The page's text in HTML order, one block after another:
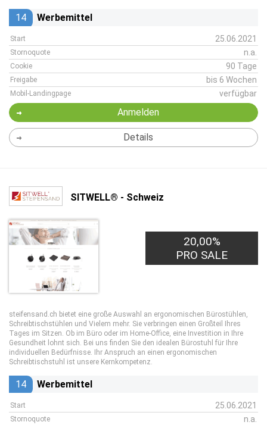
14 Werbemittel
Start 25.06.2021
Stornoquote n.a.
Cookie 90 Tage
Freigabe bis 6 Wochen
Mobil-Landingpage verfügbar
Anmelden
Details
SITWELL® - Schweiz
20,00%
PRO SALE
steifensand.ch bietet eine große Auswahl an ergonomischen Bürostühlen,
Schreibtischstühlen und Vielem mehr. Sie verbringen einen Großteil Ihres
Tages im Sitzen. Ob im Büro oder im Home-Office, eine Investition in Ihre
Gesundheit lohnt sich. Bei uns finden Sie den idealen Bürostuhl für Ihre
individuellen Bedürfnisse. Ihr Anspruch an einen ergonomischen
Schreibtischstuhl ist unsere Kernkompetenz.
14 Werbemittel
Start 25.06.2021
Stornoquote n.a.